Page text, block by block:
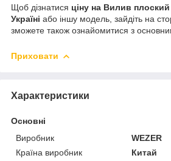
Щоб дізнатися ціну на Вилив
Україні або іншу модель, зайдіть на
зможете також ознайомитися з
Приховати
Характеристики
Основні
Виробник
WEZER
Країна виробник
Китай